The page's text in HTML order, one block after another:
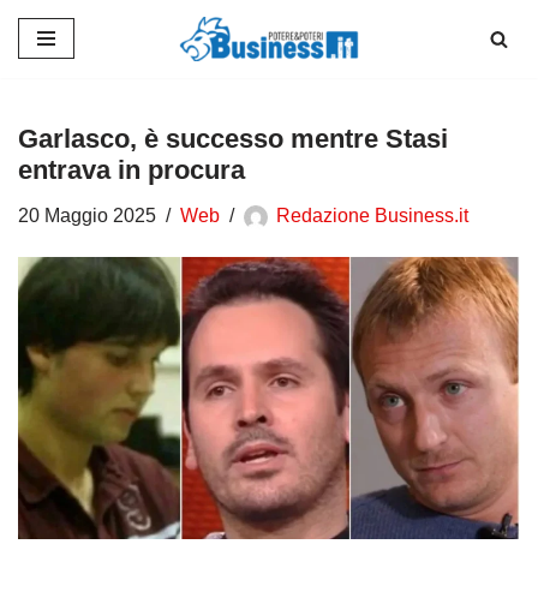
contenuto
Garlasco, è successo mentre Stasi
entrava in procura
20 Maggio 2025 Web Redazione Business.it